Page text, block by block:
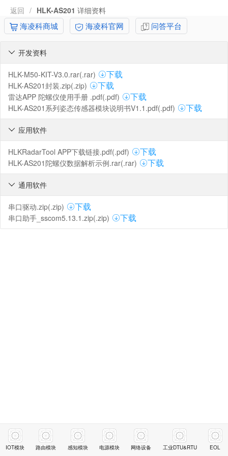
返回 / HLK-AS201 详细资料
海凌科商城 海凌科官网 问答平台
开发资料

HLK-M50-KIT-V3.0.rar(.rar) 下载
HLK-AS201封装.zip(.zip) 下载
雷达APP 陀螺仪使用手册 .pdf(.pdf) 下载
HLK-AS201系列姿态传感器模块说明书V1.1.pdf(.pdf) 下载
应用软件

HLKRadarTool APP下载链接.pdf(.pdf) 下载
HLK-AS201陀螺仪数据解析示例.rar(.rar) 下载
通用软件

串口驱动.zip(.zip) 下载
串口助手_sscom5.13.1.zip(.zip) 下载
IOT模块 路由模块 感知模块 电源模块 网络设备 工业DTU&RTU EOL